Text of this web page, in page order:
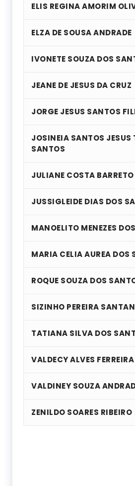
ELIS REGINA AMORIM
ELZA DE SOUSA ANDRADE
IVONETE SOUZA DOS
JEANE DE JESUS DA CRUZ
JORGE JESUS SANTOS
JOSINEIA SANTOS JESUS
SANTOS
JULIANE COSTA
JUSSIGLEIDE DIAS DOS
MANOELITO MENEZES
MARIA CELIA AUREA DOS
ROQUE SOUZA DOS
SIZINHO PEREIRA
TATIANA SILVA DOS
VALDECY ALVES FERREIRA
VALDINEY SOUZA
ZENILDO SOARES RIBEIRO